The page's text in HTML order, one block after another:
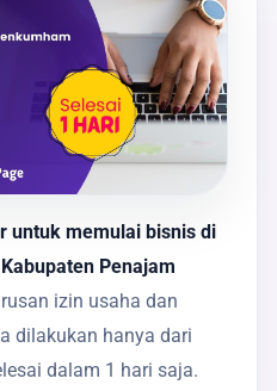
untuk memulai bisnis di
Penajam
izin usaha dan
dilakukan hanya dari
dalam 1 hari saja.